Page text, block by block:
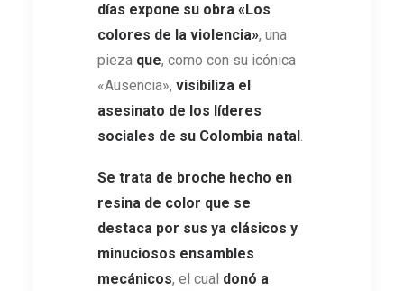
días expone su obra «Los
colores de la violencia», una
pieza que, como con su icónica
«Ausencia», visibiliza el
asesinato de los líderes
sociales de su Colombia natal.
Se trata de broche hecho en
resina de color que se
destaca por sus ya clásicos y
minuciosos ensambles
mecánicos, el cual donó a